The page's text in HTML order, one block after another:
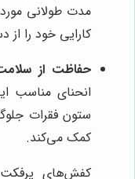
مدت طولانی مورد
کارایی خود را
حفاظت از
انحنای مناسب
ستون فقرات
کمک می‌کند.
کفش‌های